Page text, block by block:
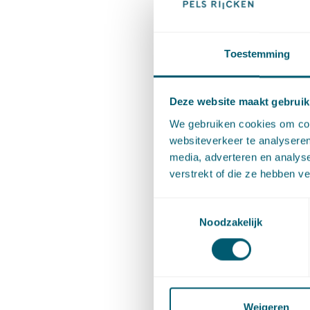
Toestemming
Deze website maakt
We gebruiken cookies om
websiteverkeer te
media, adverteren en
verstrekt of die ze hebben
Noodzakelijk
Weigeren
private
Simon
Simon